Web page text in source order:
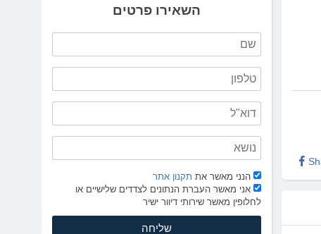
השאירו פרטים
הנני מאשר את תקנון אתר
אני מאשר העברת הנתונים לצדדים שלישיים או
לחלופין מאשר שירותי דיוור ישיר